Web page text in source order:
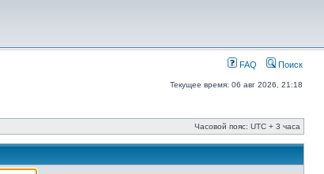
FAQ Поиск
Текущее время: 06 авг 2026, 21:18
Часовой пояс: UTC + 3 часа